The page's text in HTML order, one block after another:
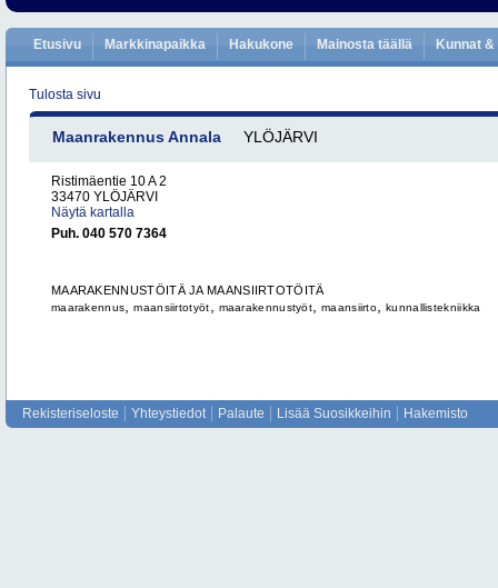
Etusivu Markkinapaikka Hakukone Mainosta täällä Kunnat
Tulosta sivu
Maanrakennus Annala YLÖJÄRVI
Ristimäentie 10 A 2
33470 YLÖJÄRVI
Näytä kartalla
Puh. 040 570 7364
MAARAKENNUSTÖITÄ JA MAANSIIRTOTÖITÄ
maarakennus ,maansiirtotyöt maarakennustyöt ,maansiirto ,kunnallistekniikka
Rekisteriseloste Yhteystiedot Palaute Lisää Suosikkeihin Hakemisto